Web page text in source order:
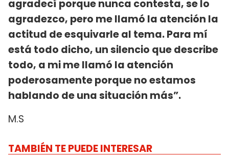
agradecí porque nunca contesta, se lo
agradezco, pero me llamó la atención la
actitud de esquivarle al tema. Para mí
está todo dicho, un silencio que describe
todo, a mi me llamó la atención
poderosamente porque no estamos
hablando de una situación más”.
M.S
TAMBIÉN TE PUEDE INTERESAR